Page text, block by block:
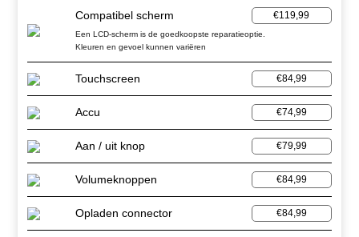
Compatibel scherm €119,99
Een LCD-scherm is de goedkoopste reparatieoptie.
Kleuren en gevoel kunnen variëren
Touchscreen €84,99
Accu €74,99
Aan / uit knop €79,99
Volumeknoppen €84,99
Opladen connector €84,99